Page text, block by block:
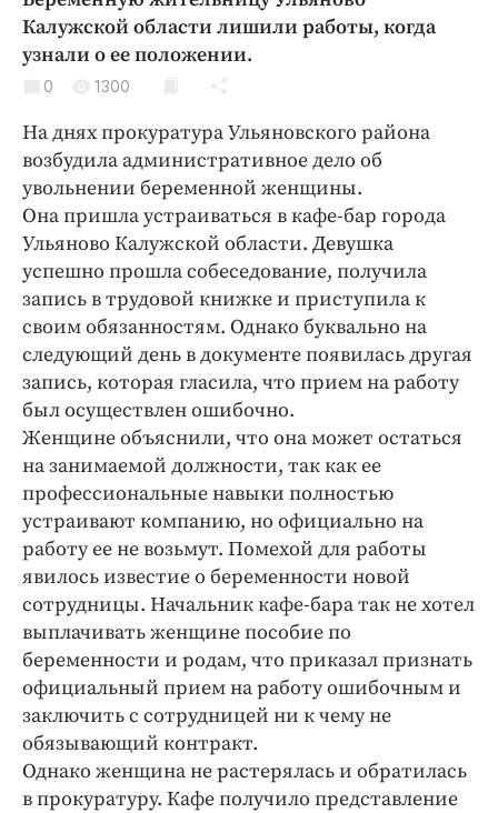
Криминал
Культура
Недвижимость и ЖКХ
Общество
Погода
Праздники
Происшествия
Спорт
Экономика и бизнес
ПРОЕКТЫ
Блоги
Издания
Медиаперсона
Интересное чтиво
Бренд года
Работодатель года
Калужской области лишили работы, когда
узнали о ее положении.
0 1300
На днях прокуратура Ульяновского района
возбудила административное дело об
увольнении беременной женщины.
Она пришла устраиваться в кафе-бар города
Ульяново Калужской области. Девушка
успешно прошла собеседование, получила
запись в трудовой книжке и приступила к
своим обязанностям. Однако буквально на
следующий день в документе появилась другая
запись, которая гласила, что прием на работу
был осуществлен ошибочно.
Женщине объяснили, что она может остаться
на занимаемой должности, так как ее
профессиональные навыки полностью
устраивают компанию, но официально на
работу ее не возьмут. Помехой для работы
явилось известие о беременности новой
сотрудницы. Начальник кафе-бара так не хотел
выплачивать женщине пособие по
беременности и родам, что приказал признать
официальный прием на работу ошибочным и
заключить с сотрудницей ни к чему не
обязывающий контракт.
Однако женщина не растерялась и обратилась
в прокуратуру. Кафе получило представление